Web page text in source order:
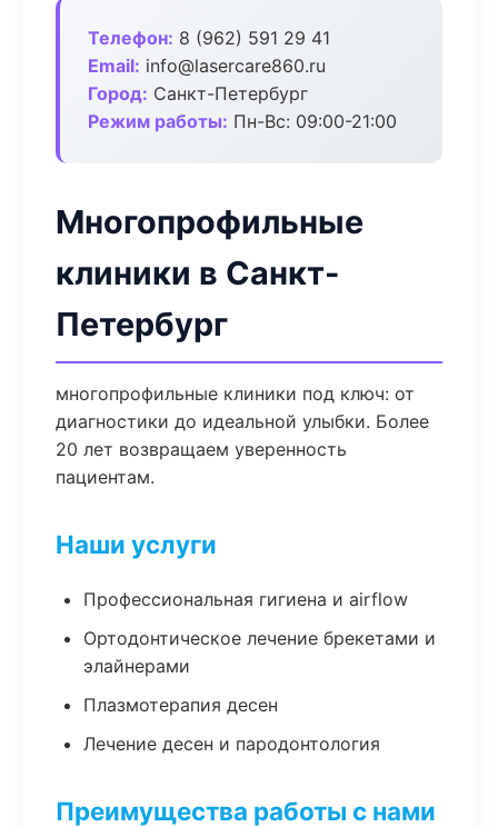
Телефон: 8 (962) 591 29 41
Email: info@lasercare860.ru
Город: Санкт-Петербург
Режим работы: Пн-Вс: 09:00-21:00
Многопрофильные
клиники в Санкт-
Петербург
многопрофильные клиники под ключ: от
диагностики до идеальной улыбки. Более
20 лет возвращаем уверенность
пациентам.
Наши услуги
Профессиональная гигиена и airflow
Ортодонтическое лечение брекетами и
элайнерами
Плазмотерапия десен
Лечение десен и пародонтология
Преимущества работы с нами